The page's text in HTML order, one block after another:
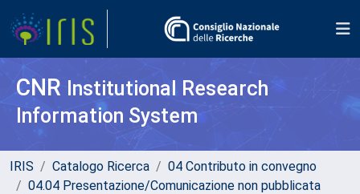
CNR Institutional Research
Information System
IRIS Catalogo Ricerca
04 Contributo in convegno
04.04 Presentazione/Comunicazione non pubblicata